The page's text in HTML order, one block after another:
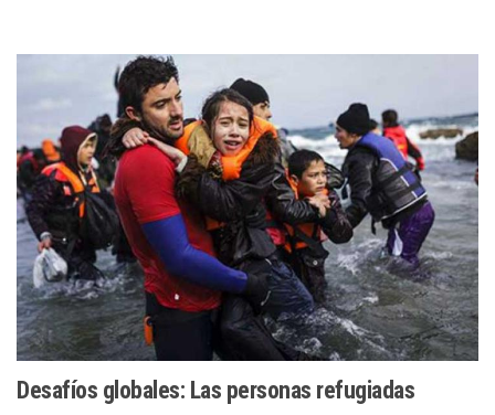
Desafíos globales: Las personas refugiadas